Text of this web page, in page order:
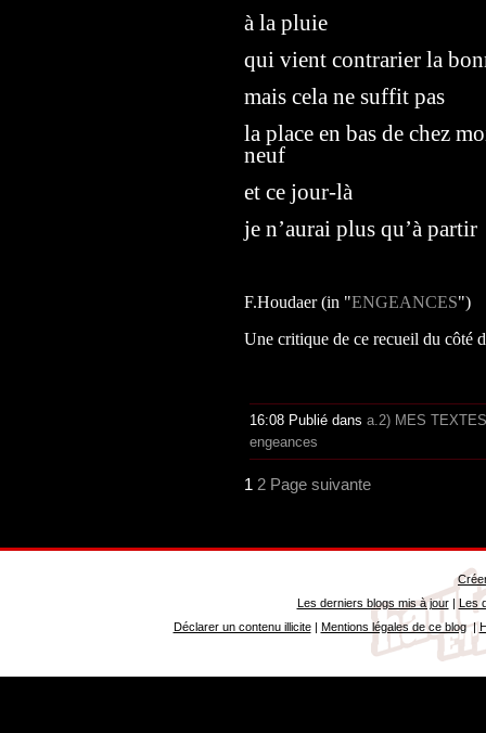
à la pluie
qui vient contrarier la
mais cela ne suffit pas
la place en bas de chez
neuf
et ce jour-là
je n’aurai plus qu’à partir
F.Houdaer (in "ENGEANCES")
Une critique de ce recueil du côté
16:08 Publié dans a.2) MES TEXTES
engeances
1 2 Page suivante
Les derniers blogs mis à jour| Les
Déclarer un contenu illicite| Mentions légales de ce blog|